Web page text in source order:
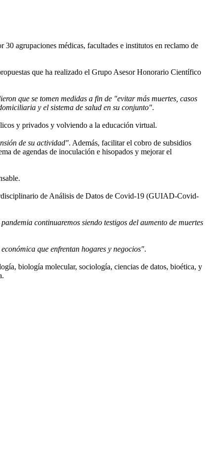
agrupaciones médicas, facultades e institutos en reclamo de
que ha realizado el Grupo Asesor Honorario Científico
que se tomen medidas a fin de "evitar más muertes, casos
y el sistema de salud en su conjunto".
y privados y volviendo a la educación virtual.
de su actividad". Además, facilitar el cobro de subsidios
de agendas de inoculación e hisopados y mejorar el
de Análisis de Datos de Covid-19 (GUIAD-Covid-
continuaremos siendo testigos del aumento de muertes
que enfrentan hogares y negocios".
biología molecular, sociología, ciencias de datos, bioética, y